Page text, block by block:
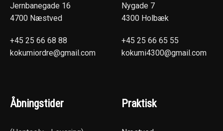
Jernbanegade 16
4700 Næstved
+45 25 66 68 88
kokumiordre@gmail.com
Nygade 7
4300 Holbæk
+45 25 66 65 55
kokumi4300@gmail.com
Åbningstider Praktisk